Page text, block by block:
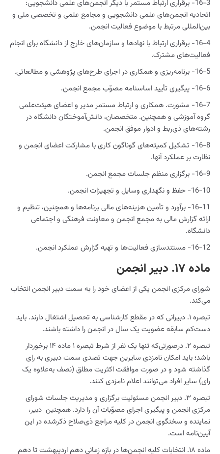
16-3- برقراری ارتباط مستمر با دیگر انجمن‌های علمی دانشجویی:
اتحادیه انجمن‌های علمی دانشجویی و مجامع علمی و تخصصی ملی و
بین‌المللی مرتبط با موضوع فعالیت انجمن.
16-4- برقراری ارتباط با نهادها و سازمان‌های خارج از دانشگاه برای انجام
فعالیت‌های مشترک.
16-5- برنامه‌ریزی و همکاری در اجرای طرح‌های پژوهشی و مطالعاتی.
16-6- پیگیری تأیید اساسنامه مصوّب مجمع انجمن.
16-7- مشورت. همکاری و ارتباط مستمر مدیر و اعضای هیئت‌علمی
گروه آموزشی و همچنین. متخصصان، دانش‌آموختگان دانشگاه در
رشته‌های ذی‌ربط و ادوار موفق انجمن.
16-8- تشکیل کمیته‌های گوناگون کاری با مشارکت اعضای انجمن و
نظارت بر عملکرد آنها.
16-9- برگزاری منظم جلسات مجمع انجمن.
16-10- حفظ و نگهداری وسایل و تجهیزات انجمن.
16-11- برآورد و تأمین هزینه‌های مالی برنامه‌ها و همچنین، تنظیم و
ارائه گزارش مالی به مجمع انجمن و معاونت فرهنگی و اجتماعی
دانشگاه.
16-12- مستند‌سازی فعالیت‌ها و تهیه گزارش عملکرد انجمن.
ماده ۱۷. دبیر انجمن
شورای مرکزی انجمن یکی از اعضای خود را به سمت دبیر انجمن انتخاب
می‌کند.
تبصره ۱. دبیرانی که در مقطع کارشناسی به تحصیل اشتغال دارند. باید
دست‌کم سابقه عضویت یک سال در انجمن را داشته باشند.
تبصره ۲. درصورتی‌که تنها یک نفر از شرط تبصره ۱ ماده ۱۴ برخوردار
باشد؛ باید امکان نامزدی سایرین جهت تصدی سمت دبیری به رای
گذاشته شود و در صورت موافقت اکثریت مطلق (نصف به‌علاوه یک
رای) سایر افراد می‌توانند اعلام نامزدی کنند.
تبصره ۳. دبیر انجمن مسئولیت برگزاری و مدیریت جلسات شورای
مرکزی انجمن و پیگیری اجرای مصوّبات آن را دارد. همچنین دبیر،
نماینده و سخنگوی انجمن در كلیه مراجع ذی‌صلاح ذکرشده در این
آیین‌نامه است.
ماده ۱۸. انتخابات کلیه انجمن‌ها در بازه زمانی دهم اردیبهشت تا دهم